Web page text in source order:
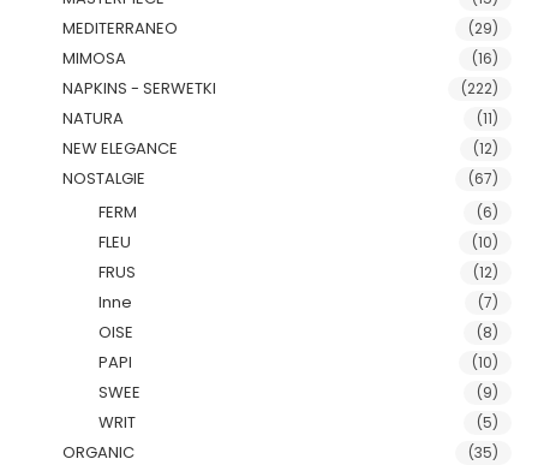
MEDITERRANEO (29)
MIMOSA (16)
NAPKINS - SERWETKI (222)
NATURA (11)
NEW ELEGANCE (12)
NOSTALGIE (67)
FERM (6)
FLEU (10)
FRUS (12)
Inne (7)
OISE (8)
PAPI (10)
SWEE (9)
WRIT (5)
ORGANIC (35)